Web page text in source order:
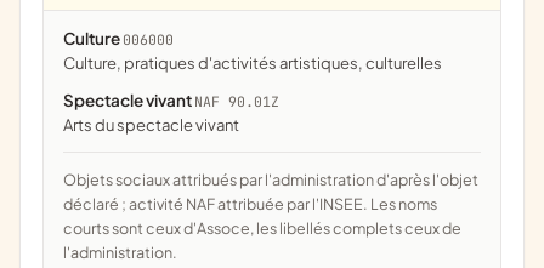
Culture 006000
culture, pratiques d'activités artistiques, culturelles
Spectacle vivant NAF 90.01Z
Arts du spectacle vivant
Objets sociaux attribués par l'administration d'après l'objet
déclaré ; activité NAF attribuée par l'INSEE. Les noms
courts sont ceux d'Assoce, les libellés complets ceux de
l'administration.